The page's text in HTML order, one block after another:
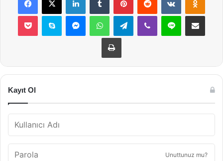
Pocket Skype MessengerWhatsAppTelegramViber Line E-Posta ile
Yazdır
Kayıt Ol
Unuttunuz mu?